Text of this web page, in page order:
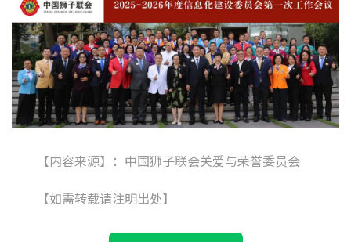
【内容来源】：中国狮子联会关爱与荣誉委员会
【如需转载请注明出处】